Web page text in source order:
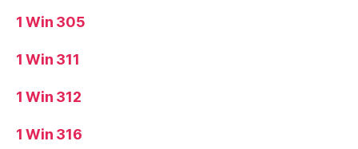
1 Win 305
1 Win 311
1 Win 312
1 Win 316